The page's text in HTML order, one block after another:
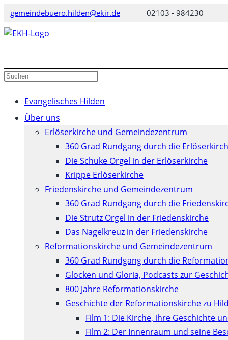
Zum
springen
gemeindebuero.hilden@ekir.de 02103 - 984230
Diese
durchsuchen
Evangelisches Hilden
Über uns
Erlöserkirche und Gemeindezentrum
360 Grad Rundgang durch die
Die Schuke Orgel in der Erlöserkirche
Krippe Erlöserkirche
Friedenskirche und Gemeindezentrum
360 Grad Rundgang durch die
Die Strutz Orgel in der Friedenskirche
Das Nagelkreuz in der Friedenskirche
Reformationskirche und Gemeindezentrum
360 Grad Rundgang durch die
Glocken und Gloria, Podcasts zur
800 Jahre Reformationskirche
Geschichte der Reformationskirche zu
Film 1: Die Kirche, ihre Geschichte
Film 2: Der Innenraum und seine